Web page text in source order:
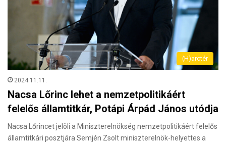
(H)arctér
2024.11.11.
Nacsa Lőrinc lehet a nemzetpolitikáért
felelős államtitkár, Potápi Árpád János utódja
Nacsa Lőrincet jelöli a Miniszterelnökség nemzetpolitikáért felelős
államtitkári posztjára Semjén Zsolt miniszterelnök-helyettes a